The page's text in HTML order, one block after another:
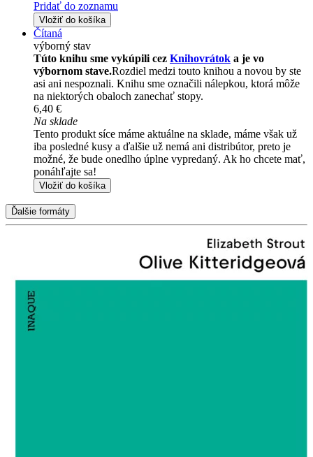
Pridať do zoznamu
Vložiť do košíka
Čítaná
výborný stav
Túto knihu sme vykúpili cez Knihovrátok a je vo
výbornom stave.Rozdiel medzi touto knihou a novou by ste
asi ani nespoznali. Knihu sme označili nálepkou, ktorá môže
na niektorých obaloch zanechať stopy.
6,40 €
Na sklade
Tento produkt síce máme aktuálne na sklade, máme však už
iba posledné kusy a ďalšie už nemá ani distribútor, preto je
možné, že bude onedlho úplne vypredaný. Ak ho chcete mať,
ponáhľajte sa!
Vložiť do košíka
Ďalšie formáty